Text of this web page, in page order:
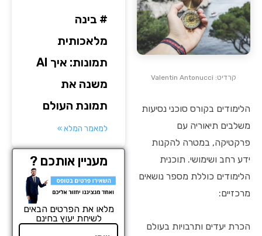
קרדיט: Valentin Antonucci
הלימודים בקורס סוכני נסיעות
משלבים תיאוריה עם
פרקטיקה, במטרה להקנות
ידע רחב ושימושי. תוכנית
הלימודים כוללת מספר נושאים
מרכזיים:
הכרת יעדים ותרבויות בעולם
# בינה
מלאכותית
תמונות: איך AI
משנה את
תמונת העולם
למאמר המלא »
מעניין אותכם ?
מלאו את הפרטים הבאים
לשיחת יעוץ בחינם